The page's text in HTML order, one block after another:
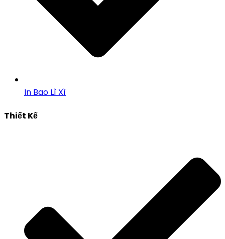
In Bao Lì Xì
Thiết Kế